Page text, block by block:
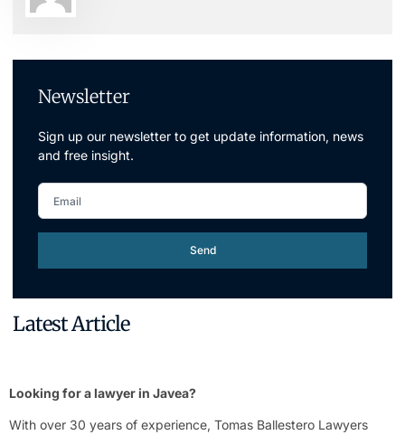
Newsletter
Sign up our newsletter to get update information, news
and free insight.
Send
Latest Article
Looking for a lawyer in Javea?
With over 30 years of experience, Tomas Ballestero Lawyers